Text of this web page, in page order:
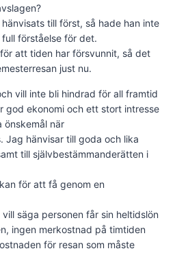
till först, så hade han inte
förståelse för det.
att tiden har försvunnit, så det
just nu.
vill inte bli hindrad för all framtid
god ekonomi och ett stort intresse
önskemål när
Jag hänvisar till goda och lika
till självbestämmanderätten i
för att få genom en
säga personen får sin heltidslön
ingen merkostnad på timtiden
för resan som måste